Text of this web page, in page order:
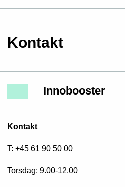
Kontakt
Innobooster
Kontakt
T: +45 61 90 50 00
Torsdag: 9.00-12.00